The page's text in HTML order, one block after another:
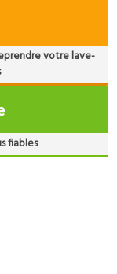
votre lave-
fiables